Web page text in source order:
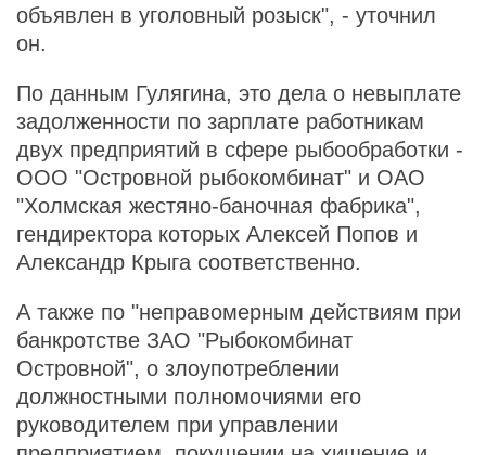
объявлен в уголовный розыск", - уточнил
он.
По данным Гулягина, это дела о невыплате
задолженности по зарплате работникам
двух предприятий в сфере рыбообработки -
ООО "Островной рыбокомбинат" и ОАО
"Холмская жестяно-баночная фабрика",
гендиректора которых Алексей Попов и
Александр Крыга соответственно.
А также по "неправомерным действиям при
банкротстве ЗАО "Рыбокомбинат
Островной", о злоупотреблении
должностными полномочиями его
руководителем при управлении